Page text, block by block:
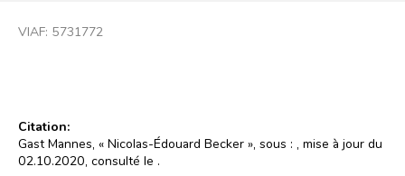
VIAF: 5731772
Citation:
Gast Mannes, « Nicolas-Édouard Becker », sous : , mise à jour du
02.10.2020, consulté le .